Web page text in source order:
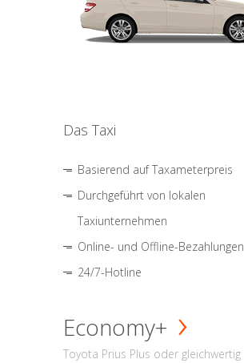
Das Taxi
Basierend auf Taxameterpreis
Durchgeführt von lokalen
Taxiunternehmen
Online- und Offline-Bezahlungen
24/7-Hotline
Economy+
Toyota Prius Plus oder gleichwertig